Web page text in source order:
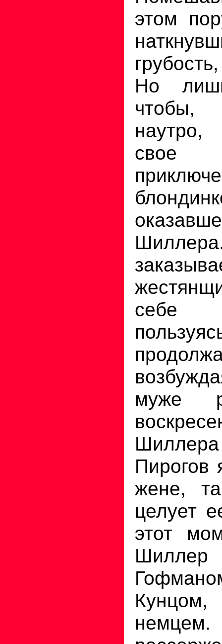
этом
Но
чтобы,
свое
себе
муже
Пирогов
жене,
целует
этот
Кунцом,